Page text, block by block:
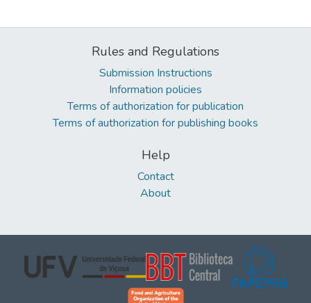
Rules and Regulations
Submission Instructions
Information policies
Terms of authorization for publication
Terms of authorization for publishing books
Help
Contact
About